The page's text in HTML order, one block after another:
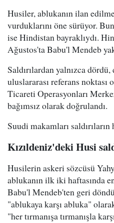
Husiler, ablukanın ilan
vurduklarını öne sürüyor.
ise Hindistan bayraklıydı.
Ağustos'ta Babu'l Mendeb
Saldırılardan yalnızca
uluslararası referans
Ticareti Operasyonları
bağımsız olarak doğrulandı.
Suudi makamları
Kızıldeniz'deki Husi
Husilerin askeri sözcüsü
ablukanın ilk iki haftasında
Babu'l Mendeb'ten geri
"ablukaya karşı abluka"
"her tırmanışa tırmanışla